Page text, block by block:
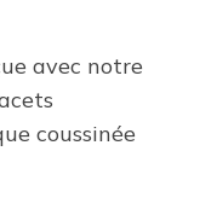
avec notre
coussinée